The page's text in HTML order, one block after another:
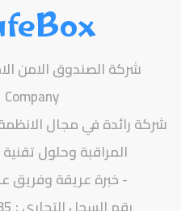
Company
شركة رائدة في مجال
المراقبة وحلول
- خبرة عريقة